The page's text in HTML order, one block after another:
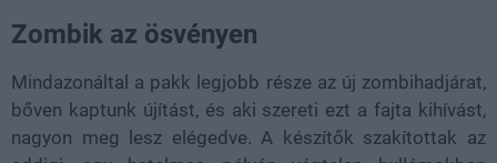
Zombik az ösvényen
Mindazonáltal a pakk legjobb része az új zombihadjárat,
bőven kaptunk újítást, és aki szereti ezt a fajta kihívást,
nagyon meg lesz elégedve. A készítők szakítottak az